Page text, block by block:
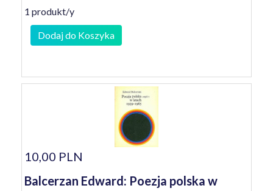
1 produkt/y
Dodaj do Koszyka
10,00 PLN
Balcerzan Edward: Poezja polska w